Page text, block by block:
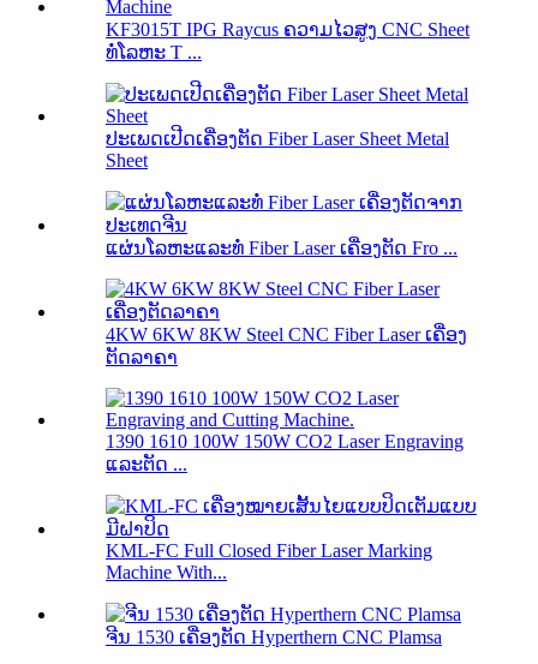
KF3015T IPG Raycus ຄວາມໄວສູງ CNC Sheet
ທໍ່ໂລຫະ T ...
ປະເພດເປີດເຄື່ອງຕັດ Fiber Laser Sheet Metal
Sheet
ແຜ່ນໂລຫະແລະທໍ່ Fiber Laser ເຄື່ອງຕັດ Fro ...
4KW 6KW 8KW Steel CNC Fiber Laser ເຄື່ອງ
ຕັດລາຄາ
1390 1610 100W 150W CO2 Laser Engraving
ແລະຕັດ ...
KML-FC Full Closed Fiber Laser Marking
Machine With...
ຈີນ 1530 ເຄື່ອງຕັດ Hyperthern CNC Plamsa